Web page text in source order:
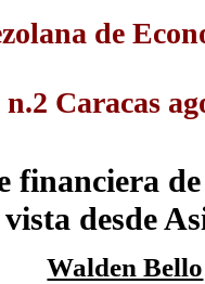
de
n.2 Caracas
financiera
vista desde
Walden Bello